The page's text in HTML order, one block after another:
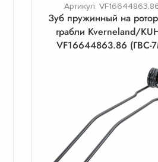
Артикул:
Зуб пружинный на
грабли Kverneland/
VF16644863.86 (ГВС-